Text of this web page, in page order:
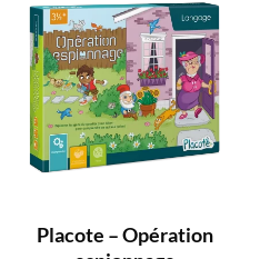
Placote – Opération